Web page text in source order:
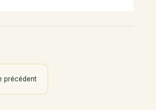
précédent